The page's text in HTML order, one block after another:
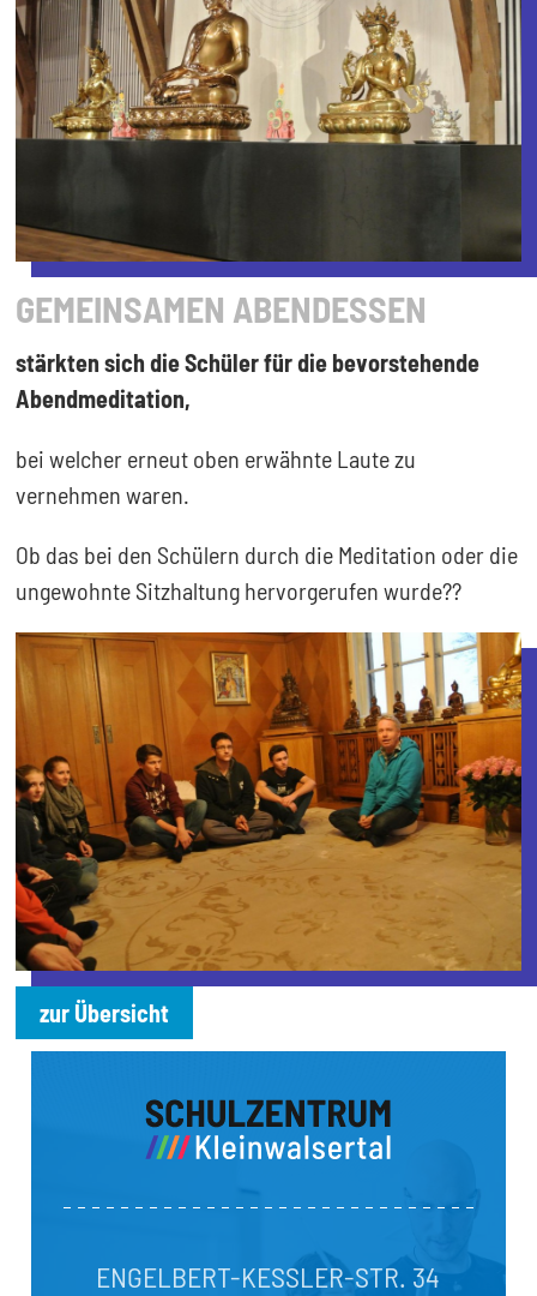
GEMEINSAMEN ABENDESSEN
stärkten sich die Schüler für die bevorstehende
Abendmeditation,
bei welcher erneut oben erwähnte Laute zu
vernehmen waren.
Ob das bei den Schülern durch die Meditation oder die
ungewohnte Sitzhaltung hervorgerufen wurde??
zur Übersicht
ENGELBERT-KESSLER-STR. 34